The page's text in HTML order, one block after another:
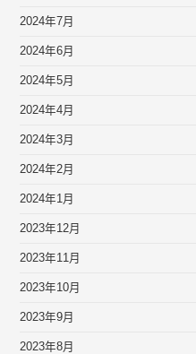
2024年7月
2024年6月
2024年5月
2024年4月
2024年3月
2024年2月
2024年1月
2023年12月
2023年11月
2023年10月
2023年9月
2023年8月